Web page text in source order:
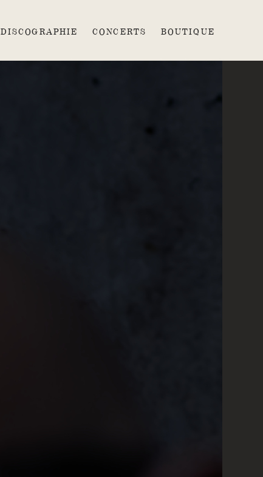
DISCOGRAPHIE CONCERTS BOUTIQUE